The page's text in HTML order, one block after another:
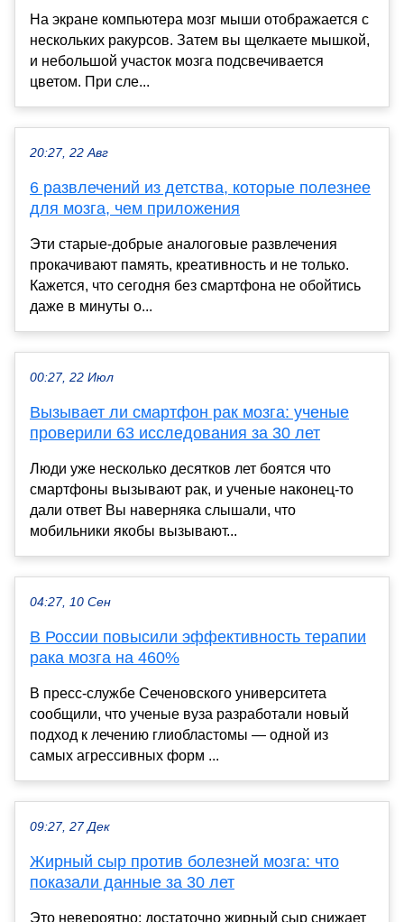
На экране компьютера мозг мыши отображается с
нескольких ракурсов. Затем вы щелкаете мышкой,
и небольшой участок мозга подсвечивается
цветом. При сле...
20:27, 22 Авг
6 развлечений из детства, которые полезнее
для мозга, чем приложения
Эти старые-добрые аналоговые развлечения
прокачивают память, креативность и не только.
Кажется, что сегодня без смартфона не обойтись
даже в минуты о...
00:27, 22 Июл
Вызывает ли смартфон рак мозга: ученые
проверили 63 исследования за 30 лет
Люди уже несколько десятков лет боятся что
смартфоны вызывают рак, и ученые наконец-то
дали ответ Вы наверняка слышали, что
мобильники якобы вызывают...
04:27, 10 Сен
В России повысили эффективность терапии
рака мозга на 460%
В пресс-службе Сеченовского университета
сообщили, что ученые вуза разработали новый
подход к лечению глиобластомы — одной из
самых агрессивных форм ...
09:27, 27 Дек
Жирный сыр против болезней мозга: что
показали данные за 30 лет
Это невероятно: достаточно жирный сыр снижает